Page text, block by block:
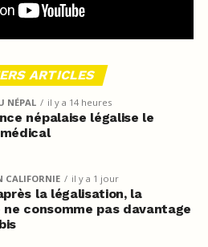
ARTICLES
NÉPAL il y a 14 heures
népalaise légalise le
CALIFORNIE il y a 1 jour
la légalisation, la
ne consomme pas davantage